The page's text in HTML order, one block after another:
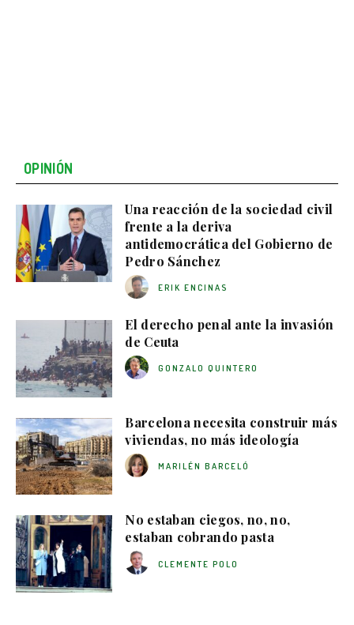
OPINIÓN
Una reacción de la sociedad civil
frente a la deriva
antidemocrática del Gobierno de
Pedro Sánchez
ERIK ENCINAS
El derecho penal ante la invasión
de Ceuta
GONZALO QUINTERO
Barcelona necesita construir más
viviendas, no más ideología
MARILÉN BARCELÓ
No estaban ciegos, no, no,
estaban cobrando pasta
CLEMENTE POLO